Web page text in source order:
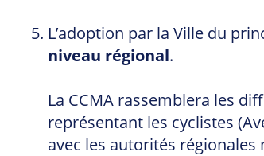
L’adoption par la Ville du
niveau régional.
La CCMA rassemblera les
représentant les cyclistes
avec les autorités